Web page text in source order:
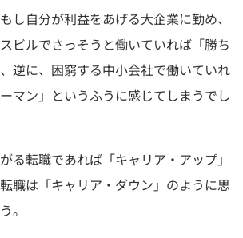
し自分が利益をあげる大企業に勤め、
ビルでさっそうと働いていれば「勝ち
逆に、困窮する中小会社で働いていれ
マン」というふうに感じてしまうでし
る転職であれば「キャリア・アップ」
職は「キャリア・ダウン」のように思
。